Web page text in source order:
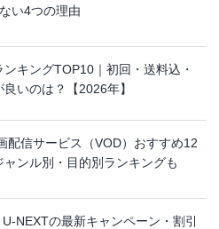
い4つの理由
キングTOP10｜初回・送料込・
いのは？【2026年】
配信サービス（VOD）おすすめ12
ンル別・目的別ランキングも
U-NEXTの最新キャンペーン・割引